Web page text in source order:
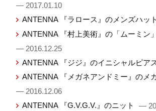
— 2017.01.10
ANTENNA 『ラロース』のメンズハット
ANTENNA 『村上美術』の「ムーミン
— 2016.12.25
ANTENNA 『ジジ』のイニシャルピア
ANTENNA 『メガネアンドミー』のメ
— 2016.12.06
ANTENNA 『G.V.G.V.』のニット
—